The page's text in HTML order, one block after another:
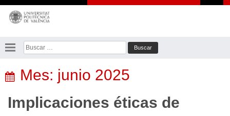
Saltar
contenido
Buscar:
Mes: junio 2025
Implicaciones éticas de